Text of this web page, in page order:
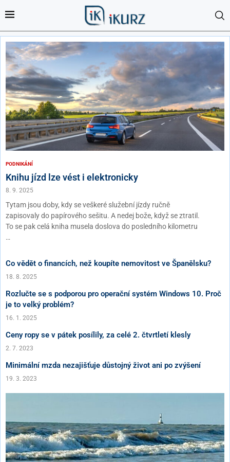
PODNIKÁNÍ
Knihu jízd lze vést i elektronicky
8. 9. 2025
Tytam jsou doby, kdy se veškeré služební jízdy ručně
zapisovaly do papírového sešitu. A nedej bože, když se ztratil.
To se pak celá kniha musela doslova do posledního kilometru
…
Co vědět o financích, než koupíte nemovitost ve Španělsku?
18. 8. 2025
Rozlučte se s podporou pro operační systém Windows 10. Proč
je to velký problém?
16. 1. 2025
Ceny ropy se v pátek posílily, za celé 2. čtvrtletí klesly
2. 7. 2023
Minimální mzda nezajišťuje důstojný život ani po zvýšení
19. 3. 2023